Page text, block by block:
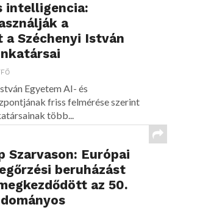
intelligencia:
a
Széchenyi István
Egyetem AI- és
friss felmérése szerint
több...
Szarvason: Európai
beruházást
az 50.